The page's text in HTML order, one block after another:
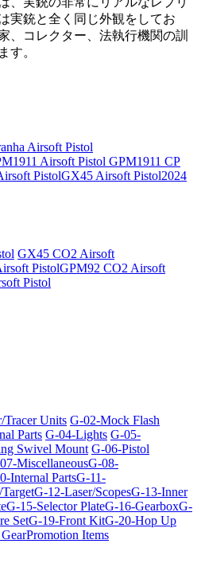
実銃と全く同じ外観をしてお
、コレクター、法執行機関の訓
す。
Airsoft Pistol
Airsoft Pistol GPM1911 CP
PistolGX45 Airsoft Pistol2024
GX45 CO2 Airsoft
PistolGPM92 CO2 Airsoft
Pistol
Tracer Units G-02-Mock Flash
Parts G-04-Lights G-05-
Swivel Mount G-06-Pistol
MiscellaneousG-08-
Internal PartsG-11-
G-12-Laser/ScopesG-13-Inner
G-15-Selector PlateG-16-GearboxG-
SetG-19-Front KitG-20-Hop Up
Promotion Items